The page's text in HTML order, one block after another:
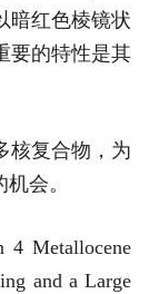
暗红色棱镜状
要的特性是其
核复合物，为
会。
Metallocene
and a Large